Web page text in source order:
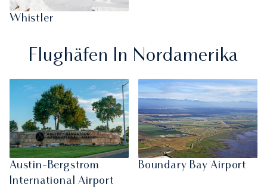
Whistler
Flughäfen In Nordamerika
Austin-Bergstrom
International Airport
Boundary Bay Airport